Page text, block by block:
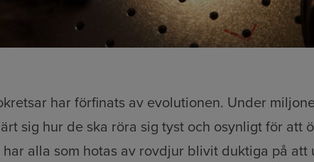
har förfinats av evolutionen. Under
sig hur de ska röra sig tyst och osynligt för att
har alla som hotas av rovdjur blivit duktiga på